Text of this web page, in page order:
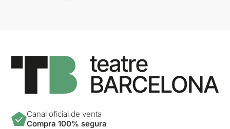
Canal oficial de venta
Compra 100% segura